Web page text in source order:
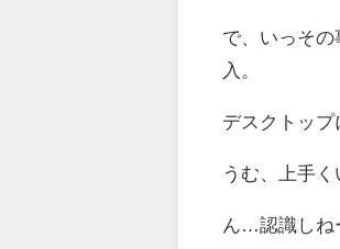
で、いっそ
入。
デスクトップ
うむ、上手く
ん…認識しね